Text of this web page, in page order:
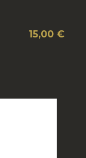
15,00 €